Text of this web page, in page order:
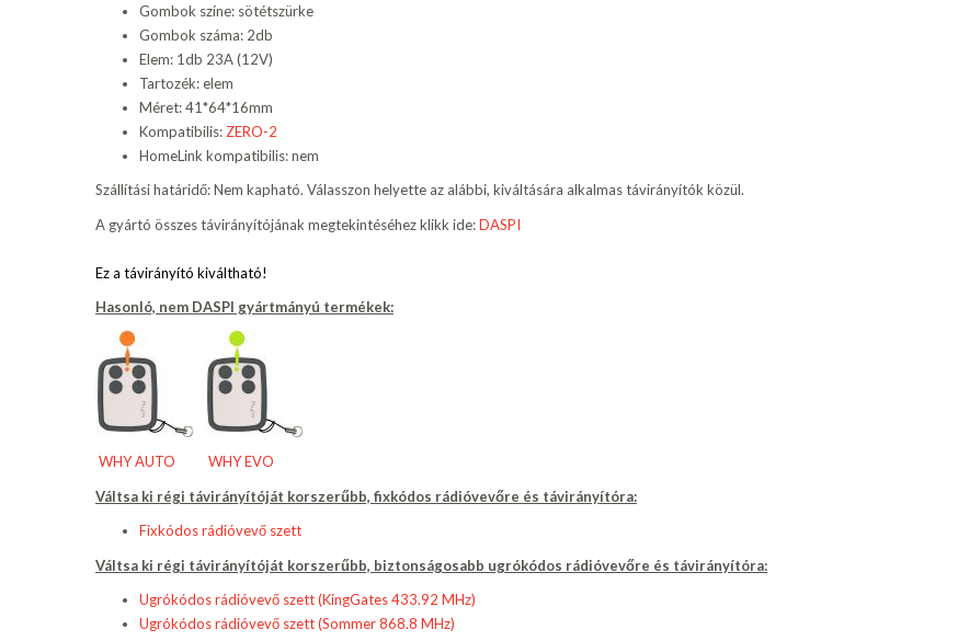
Gombok színe: sötétszürke
Gombok száma: 2db
Elem: 1db 23A (12V)
Tartozék: elem
Méret: 41*64*16mm
Kompatibilis: ZERO-2
HomeLink kompatibilis: nem
Szállítási határidő: Nem kapható. Válasszon helyette az alábbi, kiváltására alkalmas távirányítók közül.
A gyártó összes távirányítójának megtekintéséhez klikk ide:DASPI
Ez a távirányító kiváltható!
Hasonló, nem DASPI gyártmányú termékek:
WHY AUTO
WHY EVO
Váltsa ki régi távirányítóját korszerűbb, fixkódos rádióvevőre és távirányítóra:
Fixkódos rádióvevő szett
Váltsa ki régi távirányítóját korszerűbb, biztonságosabb ugrókódos rádióvevőre és távirányítóra:
Ugrókódos rádióvevő szett (KingGates 433.92 MHz)
Ugrókódos rádióvevő szett (Sommer 868.8 MHz)